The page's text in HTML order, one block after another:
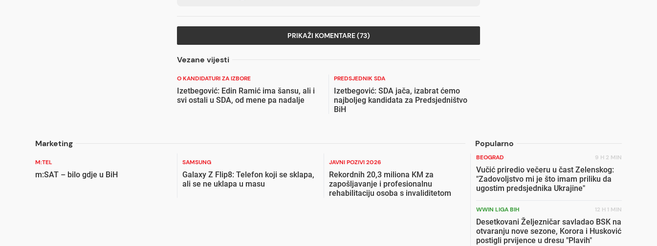
PRIKAŽI KOMENTARE (73)
Vezane vijesti
O KANDIDATURI ZA IZBORE
Izetbegović: Edin Ramić ima šansu, ali i
svi ostali u SDA, od mene pa nadalje
PREDSJEDNIK SDA
Izetbegović: SDA jača, izabrat ćemo
najboljeg kandidata za Predsjedništvo
BiH
Marketing Popularno
M:TEL
m:SAT – bilo gdje u BiH
SAMSUNG
Galaxy Z Flip8: Telefon koji se sklapa,
ali se ne uklapa u masu
JAVNI POZIVI 2026
Rekordnih 20,3 miliona KM za
zapošljavanje i profesionalnu
rehabilitaciju osoba s invaliditetom
BEOGRAD 9 H 2 MIN
Vučić priredio večeru u čast Zelenskog:
"Zadovoljstvo mi je što imam priliku da
ugostim predsjednika Ukrajine"
WWIN LIGA BIH 12 H 1 MIN
Desetkovani Željezničar savladao BSK na
otvaranju nove sezone, Korora i Husković
postigli prvijence u dresu "Plavih"